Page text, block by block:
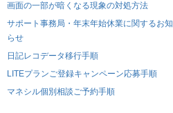
画面の一部が暗くなる現象の対処方法
サポート事務局・年末年始休業に関するお知
らせ
日記レコデータ移行手順
LITEプランご登録キャンペーン応募手順
マネシル個別相談ご予約手順